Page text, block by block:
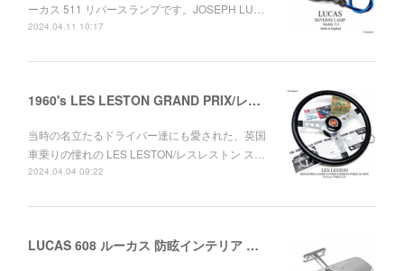
ーカス 511 リバースランプです。JOSEPH LU…
2024.04.11 10:17
1960's LES LESTON GRAND PRIX/レスレストン グランプリ レザーステアリング ミニ用セット デッドストック
当時の名立たるドライバー達にも愛された、英国
車乗りの憧れの LES LESTON/レスレストン ス…
2024.04.04 09:22
LUCAS 608 ルーカス 防眩インテリア ルームミラー ワークス MINI